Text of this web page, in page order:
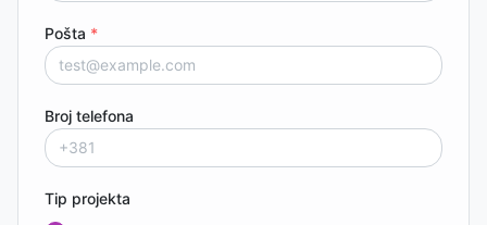
Pošta *
Broj telefona
Tip projekta